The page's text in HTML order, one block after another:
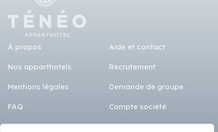
À propos
Nos apparthotels
Mentions légales
FAQ
CGL
Aide et contact
Recrutement
Demande de groupe
Compte société
Langue